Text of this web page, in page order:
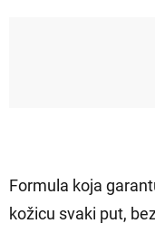
Formula koja
kožicu svaki put,